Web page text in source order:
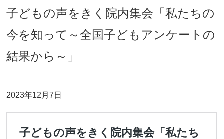
子どもの声をきく院内集会「私たちの
今を知って～全国子どもアンケートの
結果から～」
2023年12月7日